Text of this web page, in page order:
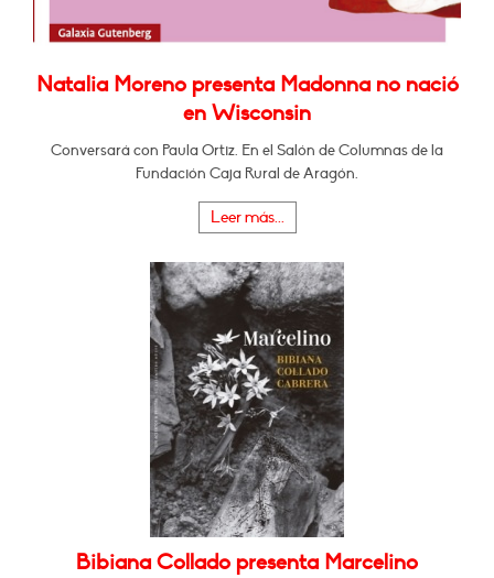
Natalia Moreno presenta Madonna no nació
en Wisconsin
Conversará con Paula Ortiz. En el Salón de Columnas de la
Fundación Caja Rural de Aragón.
Leer más...
Bibiana Collado presenta Marcelino